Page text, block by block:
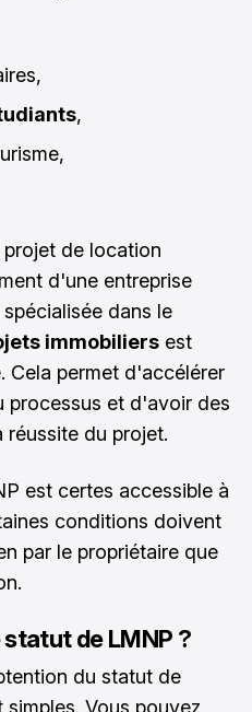
,
projet de location
d'une entreprise
spécialisée dans le
immobiliers est
Cela permet d'accélérer
processus et d'avoir des
du projet.
est certes accessible à
conditions doivent
par le propriétaire que
de LMNP ?
du statut de
Vous pouvez